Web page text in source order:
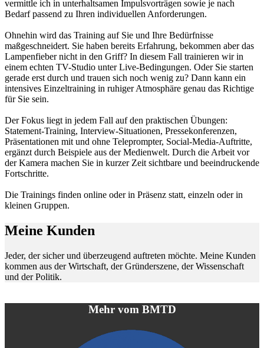
vermittle ich in unterhaltsamen Impulsvorträgen sowie je nach
Bedarf passend zu Ihren individuellen Anforderungen.
Ohnehin wird das Training auf Sie und Ihre Bedürfnisse
maßgeschneidert. Sie haben bereits Erfahrung, bekommen aber das
Lampenfieber nicht in den Griff? In diesem Fall trainieren wir in
einem echten TV-Studio unter Live-Bedingungen. Oder Sie starten
gerade erst durch und trauen sich noch wenig zu? Dann kann ein
intensives Einzeltraining in ruhiger Atmosphäre genau das Richtige
für Sie sein.
Der Fokus liegt in jedem Fall auf den praktischen Übungen:
Statement-Training, Interview-Situationen, Pressekonferenzen,
Präsentationen mit und ohne Teleprompter, Social-Media-Auftritte,
ergänzt durch Beispiele aus der Medienwelt. Durch die Arbeit vor
der Kamera machen Sie in kurzer Zeit sichtbare und beeindruckende
Fortschritte.
Die Trainings finden online oder in Präsenz statt, einzeln oder in
kleinen Gruppen.
Meine Kunden
Jeder, der sicher und überzeugend auftreten möchte. Meine Kunden
kommen aus der Wirtschaft, der Gründerszene, der Wissenschaft
und der Politik.
Mehr vom BMTD